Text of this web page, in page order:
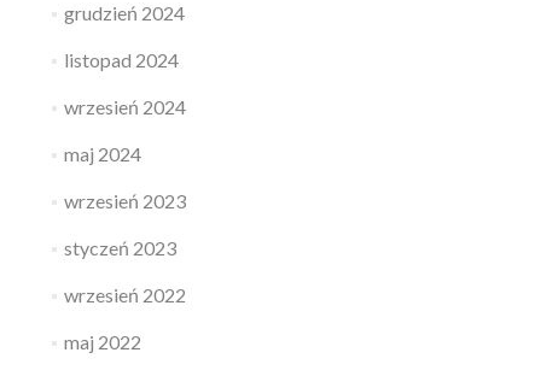
grudzień 2024
listopad 2024
wrzesień 2024
maj 2024
wrzesień 2023
styczeń 2023
wrzesień 2022
maj 2022